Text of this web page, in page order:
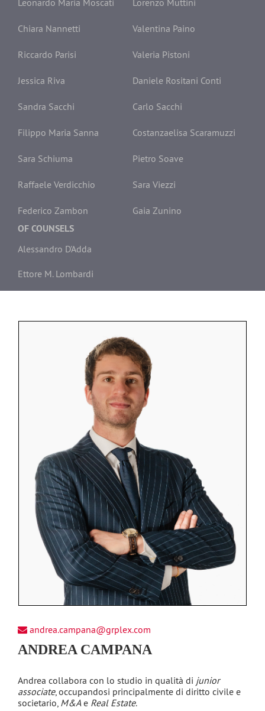
Leonardo Maria Moscati Lorenzo Muttini
Chiara Nannetti Valentina Paino
Riccardo Parisi Valeria Pistoni
Jessica Riva Daniele Rositani Conti
Sandra Sacchi Carlo Sacchi
Filippo Maria Sanna Costanzaelisa Scaramuzzi
Sara Schiuma Pietro Soave
Raffaele Verdicchio Sara Viezzi
Federico Zambon Gaia Zunino
OF COUNSELS
Alessandro D'Adda
Ettore M. Lombardi
andrea.campana@grplex.com
ANDREA CAMPANA
Andrea collabora con lo studio in qualità di junior
associate, occupandosi principalmente di diritto civile e
societario, M&Ae Real Estate.